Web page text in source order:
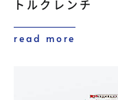
トルクレンチ
read more